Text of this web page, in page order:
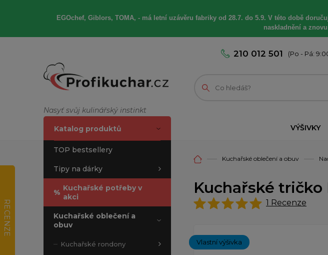
EGOchef, Giblors, TOMA, -má letní uzávěru fabriky od 28.7. do 5.9. V této době
naskladnění a
Nasyť svůj kulinářský instinkt
210 012 501 (Po - Pá:
VÝŠIVKY
Katalog produktů
TOP bestsellery
Tipy na dárky
% Kuchařské potřeby v
akci
Kuchařské oblečení a
obuv
Kuchařské rondony
Kuchařské oblečení a obuv
Kuchařské tričko
1 Recenze
Vlastní výšivka
RECENZE